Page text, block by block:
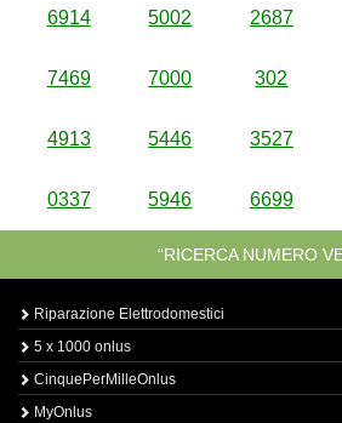
6914 5002 2687
7469 7000 302
4913 5446 3527
0337 5946 6699
“RICERCA NUMERO
Riparazione Elettrodomestici
5 x 1000 onlus
CinquePerMilleOnlus
MyOnlus